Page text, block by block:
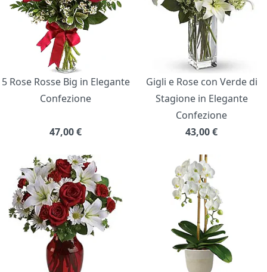
5 Rose Rosse Big in Elegante
Confezione
47,00€
Gigli e Rose con Verde di
Stagione in Elegante
Confezione
43,00€